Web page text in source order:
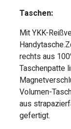
Taschen:
Mit YKK-
rechts aus
Taschenpatte
Volumen-
aus
gefertigt.